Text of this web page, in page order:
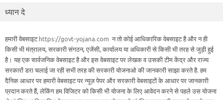
ध्यान दे
हमारी वेबसाइट https://govt-yojana.com न तो कोई आधिकारिक वेबसाइट है और न ही
किसी भी मंत्रालय, सरकारी संगठन, एजेंसी, कार्यालय या अधिकारी से किसी भी तरह से जुड़ी हुई
है। यह एक सार्वजनिक वेबसाइट है और इस वेबसाइट पर लेखक व उसकी टीम केंद्र और राज्य
सरकारों डरा चलाई जा रही सभी तरह की सरकारी योजनाओ की जानकारी साझा करते है. हम
दैनिक आधार पर हमारी वेबसाइट पर न्यूज़ पेपर और सरकारी वेबसाइटों के आधार पर जानकारी
प्रदान करते हैं, लेकिंग हम विजिटर को किसी भी योजना के लिए आवेदन करने से पहले उस योजना